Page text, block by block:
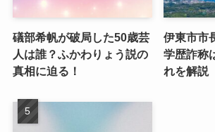
礒部希帆が破局した50歳芸
人は誰？ふかわりょう説の
真相に迫る！
伊東市市
学歴詐称
れを解説